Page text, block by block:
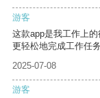
游客
这款app是我工作上
更轻松地完成工作任务
2025-07-08
游客